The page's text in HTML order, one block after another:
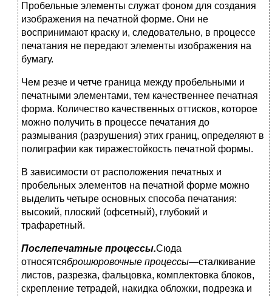
Пробельные элементы служат фоном для создания
изображения на печатной форме. Они не
воспринимают краску и, следовательно, в процессе
печатания не передают элементы изображения на
бумагу.
Чем резче и четче граница между пробельными и
печатными элементами, тем качественнее печатная
форма. Количество качественных оттисков, которое
можно получить в процессе печатания до
размывания (разрушения) этих границ, определяют в
полиграфии как тиражестойкость печатной формы.
В зависимости от расположения печатных и
пробельных элементов на печатной форме можно
выделить четыре основных способа печатания:
высокий, плоский (офсетный), глубокий и
трафаретный.
Послепечатные процессы.Сюда
относятсяброшюровочные процессы—сталкивание
листов, разрезка, фальцовка, комплектовка блоков,
скрепление тетрадей, накидка обложки, подрезка и